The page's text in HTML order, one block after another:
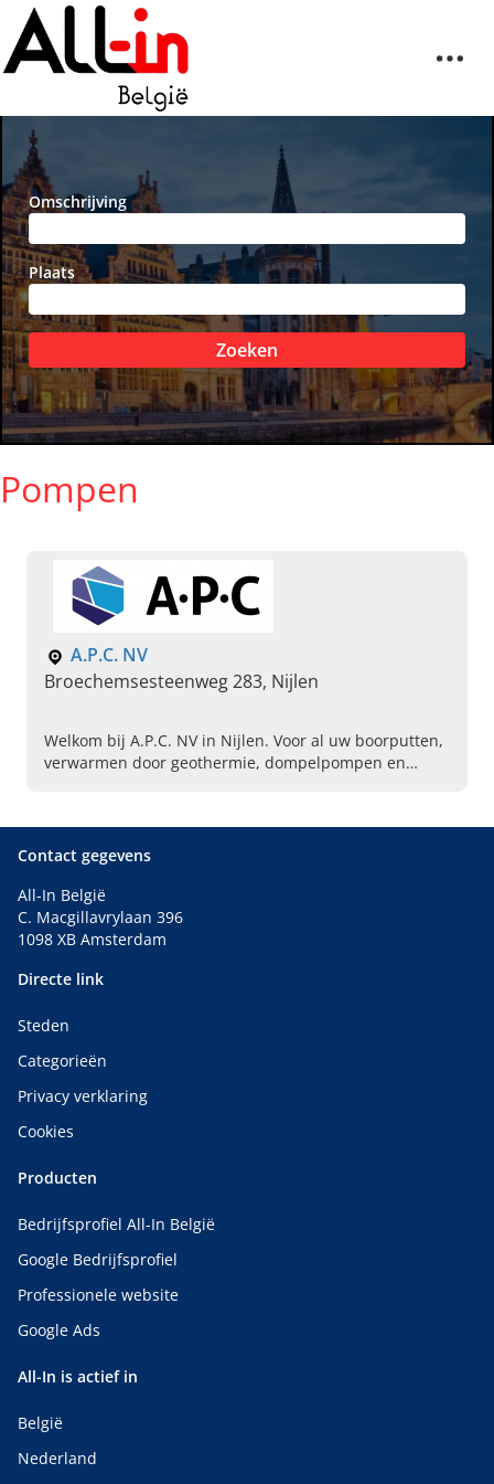
Omschrijving
Plaats
Zoeken
Pompen
A.P.C. NV
Broechemsesteenweg 283, Nijlen
Welkom bij A.P.C. NV in Nijlen. Voor al uw boorputten,
verwarmen door geothermie, dompelpompen en
Contact gegevens
All-In België
C. Macgillavrylaan 396
1098 XB Amsterdam
Directe link
Steden
Categorieën
Privacy verklaring
Cookies
Producten
Bedrijfsprofiel All-In België
Google Bedrijfsprofiel
Professionele website
Google Ads
All-In is actief in
België
Nederland